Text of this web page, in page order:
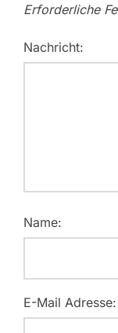
Erforderliche
Nachricht:
Name:
E-Mail Adresse: